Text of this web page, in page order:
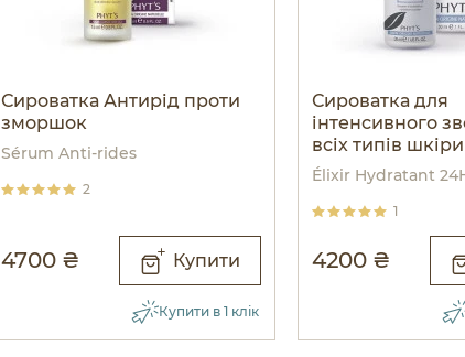
Сироватка Антирід проти
зморшок
Sérum Anti-rides
2
4700 ₴ Купити
Купити в 1 клік
Сироватка для
інтенсивного
всіх типів шкіри
Élixir Hydratant
1
4200 ₴